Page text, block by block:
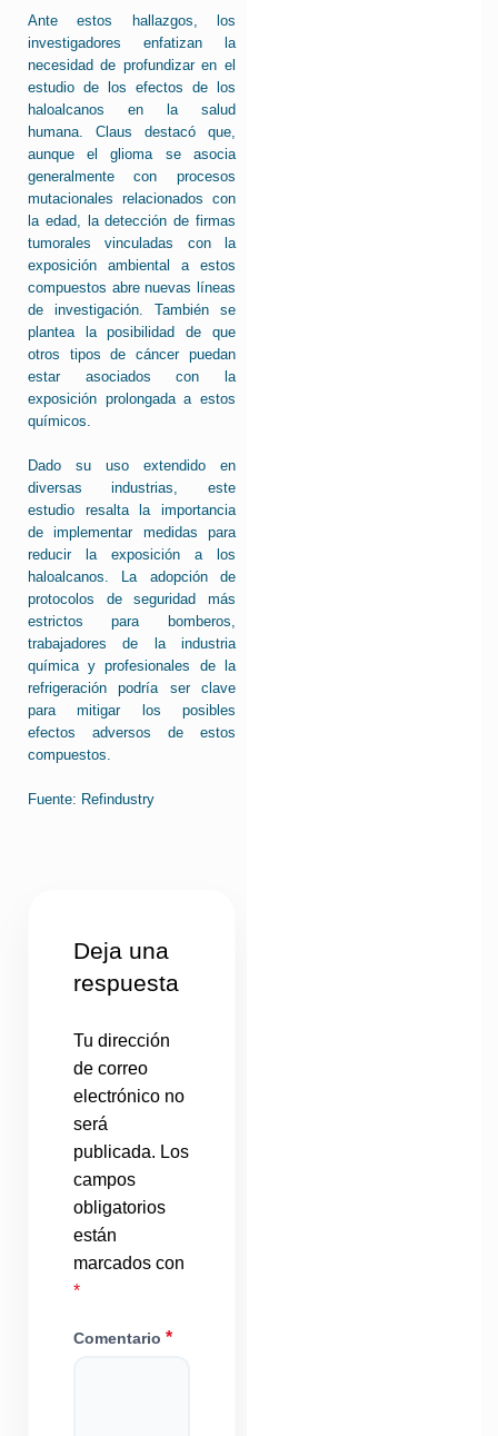
Ante estos hallazgos, los
investigadores enfatizan la
necesidad de profundizar en el
estudio de los efectos de los
haloalcanos en la salud
humana. Claus destacó que,
aunque el glioma se asocia
generalmente con procesos
mutacionales relacionados con
la edad, la detección de firmas
tumorales vinculadas con la
exposición ambiental a estos
compuestos abre nuevas líneas
de investigación. También se
plantea la posibilidad de que
otros tipos de cáncer puedan
estar asociados con la
exposición prolongada a estos
químicos.
Dado su uso extendido en
diversas industrias, este
estudio resalta la importancia
de implementar medidas para
reducir la exposición a los
haloalcanos. La adopción de
protocolos de seguridad más
estrictos para bomberos,
trabajadores de la industria
química y profesionales de la
refrigeración podría ser clave
para mitigar los posibles
efectos adversos de estos
compuestos.
Fuente: Refindustry
Deja una
respuesta
Tu dirección
de correo
electrónico no
será
publicada. Los
campos
obligatorios
están
marcados con
*
Comentario *